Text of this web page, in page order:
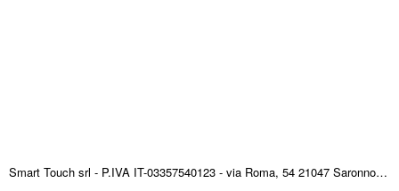
Smart Touch srl - P.IVA IT-03357540123 - via Roma, 54 21047 Saronno (VA) ITALY